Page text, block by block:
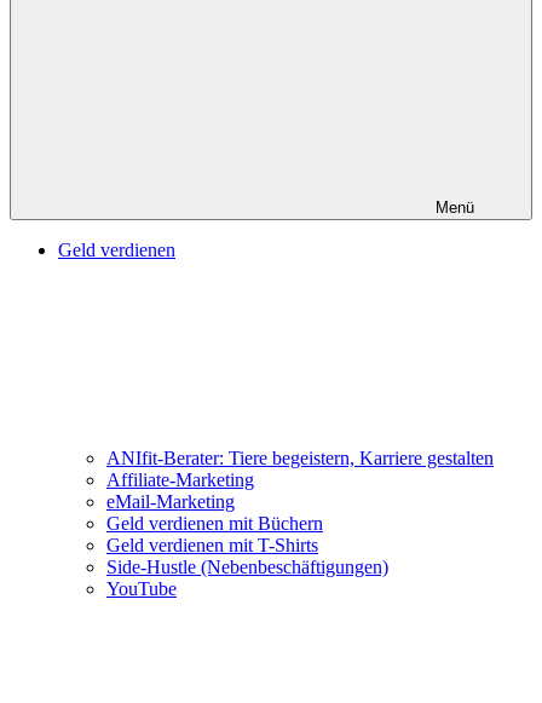
Menü
Geld verdienen
ANIfit-Berater: Tiere begeistern, Karriere gestalten
Affiliate-Marketing
eMail-Marketing
Geld verdienen mit Büchern
Geld verdienen mit T-Shirts
Side-Hustle (Nebenbeschäftigungen)
YouTube